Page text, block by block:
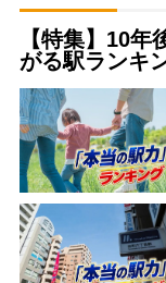
【特集】10
がる駅ランキ